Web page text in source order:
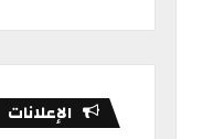
الإعلانات